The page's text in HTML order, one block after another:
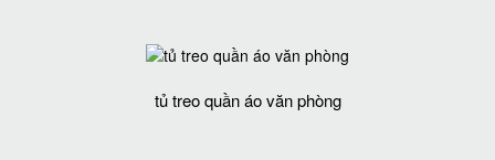
tủ treo quần áo văn phòng